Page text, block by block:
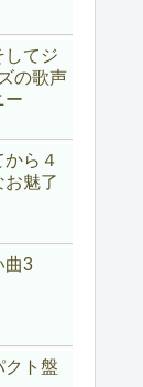
してジ
の歌声
ー
ら４
お魅了
曲3
クト盤